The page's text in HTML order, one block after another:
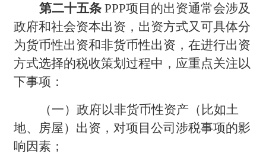
第二十五条PPP项目的出资通常会涉及
政府和社会资本出资，出资方式又可具体分
为货币性出资和非货币性出资，在进行出资
方式选择的税收策划过程中，应重点关注以
下事项：
（一）政府以非货币性资产（比如土
地、房屋）出资，对项目公司涉税事项的影
响因素；